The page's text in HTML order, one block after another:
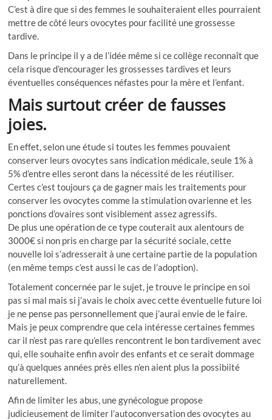
C’est à dire que si des femmes le souhaiteraient elles pourraient
mettre de côté leurs ovocytes pour facilité une grossesse
tardive.
Dans le principe il y a de l’idée même si ce collège reconnaît que
cela risque d’encourager les grossesses tardives et leurs
éventuelles conséquences néfastes pour la mère et l’enfant.
Mais surtout créer de fausses
joies.
En effet, selon une étude si toutes les femmes pouvaient
conserver leurs ovocytes sans indication médicale, seule 1% à
5% d’entre elles seront dans la nécessité de les réutiliser.
Certes c’est toujours ça de gagner mais les traitements pour
conserver les ovocytes comme la stimulation ovarienne et les
ponctions d’ovaires sont visiblement assez agressifs.
De plus une opération de ce type couterait aux alentours de
3000€ si non pris en charge par la sécurité sociale, cette
nouvelle loi s’adresserait à une certaine partie de la population
(en même temps c’est aussi le cas de l’adoption).
Totalement concernée par le sujet, je trouve le principe en soi
pas si mal mais si j’avais le choix avec cette éventuelle future loi
je ne pense pas personnellement que j’aurai envie de le faire.
Mais je peux comprendre que cela intéresse certaines femmes
car il n’est pas rare qu’elles rencontrent le bon tardivement avec
qui, elle souhaite enfin avoir des enfants et ce serait dommage
qu’à quelques années près elles n’en aient plus la possibiité
naturellement.
Afin de limiter les abus, une gynécologue propose
judicieusement de limiter l’autoconversation des ovocytes au